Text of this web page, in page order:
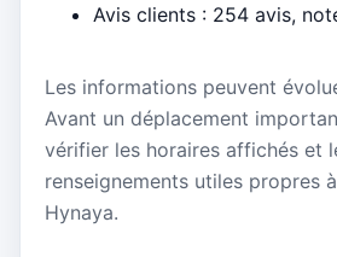
Avis clients : 254 avis,
Les informations peuvent
Avant un déplacement
vérifier les horaires affichés et
renseignements utiles propres
Hynaya.